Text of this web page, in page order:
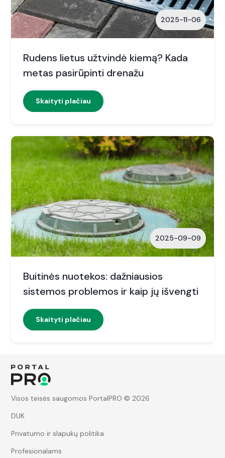
2025-11-06
Rudens lietus užtvindė kiemą? Kada
metas pasirūpinti drenažu
Skaityti plačiau
2025-09-09
Buitinės nuotekos: dažniausios
sistemos problemos ir kaip jų išvengti
Skaityti plačiau
DUK
Profesionalams
Visos teisės saugomos PortalPRO © 2026
Privatumo ir slapukų politika